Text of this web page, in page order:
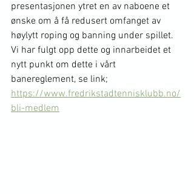
presentasjonen ytret en av naboene et
ønske om å få redusert omfanget av
høylytt roping og banning under spillet.
Vi har fulgt opp dette og innarbeidet et
nytt punkt om dette i vårt
banereglement, se link;
https://www.fredrikstadtennisklubb.no/
bli-medlem